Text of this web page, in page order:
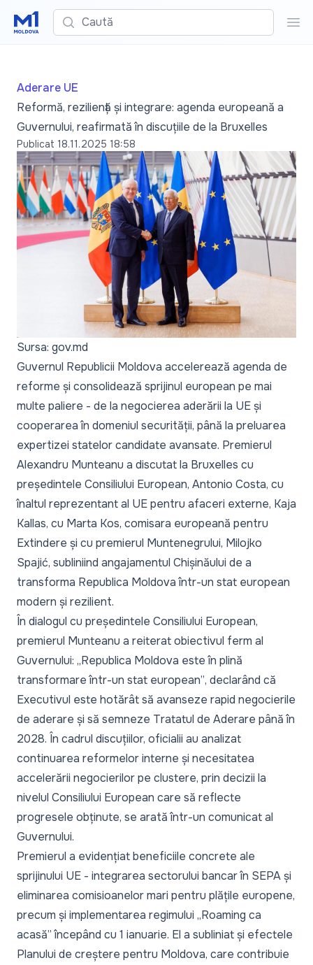
Caută
Aderare UE
Reformă, reziliență și integrare: agenda europeană a
Guvernului, reafirmată în discuțiile de la Bruxelles
Publicat 18.11.2025 18:58
Sursa: gov.md
Guvernul Republicii Moldova accelerează agenda de
reforme și consolidează sprijinul european pe mai
multe paliere - de la negocierea aderării la UE și
cooperarea în domeniul securității, până la preluarea
expertizei statelor candidate avansate. Premierul
Alexandru Munteanu a discutat la Bruxelles cu
președintele Consiliului European, Antonio Costa, cu
înaltul reprezentant al UE pentru afaceri externe, Kaja
Kallas, cu Marta Kos, comisara europeană pentru
Extindere și cu premierul Muntenegrului, Milojko
Spajić, subliniind angajamentul Chișinăului de a
transforma Republica Moldova într-un stat european
modern și rezilient.
În dialogul cu președintele Consiliului European,
premierul Munteanu a reiterat obiectivul ferm al
Guvernului: „Republica Moldova este în plină
transformare într-un stat european”, declarând că
Executivul este hotărât să avanseze rapid negocierile
de aderare și să semneze Tratatul de Aderare până în
2028. În cadrul discuțiilor, oficialii au analizat
continuarea reformelor interne și necesitatea
accelerării negocierilor pe clustere, prin decizii la
nivelul Consiliului European care să reflecte
progresele obținute, se arată într-un comunicatal
Guvernului.
Premierul a evidențiat beneficiile concrete ale
sprijinului UE - integrarea sectorului bancar în SEPA și
eliminarea comisioanelor mari pentru plățile europene,
precum și implementarea regimului „Roaming ca
acasă”începând cu 1 ianuarie. El a subliniat și efectele
Planului de creștere pentru Moldova, care contribuie